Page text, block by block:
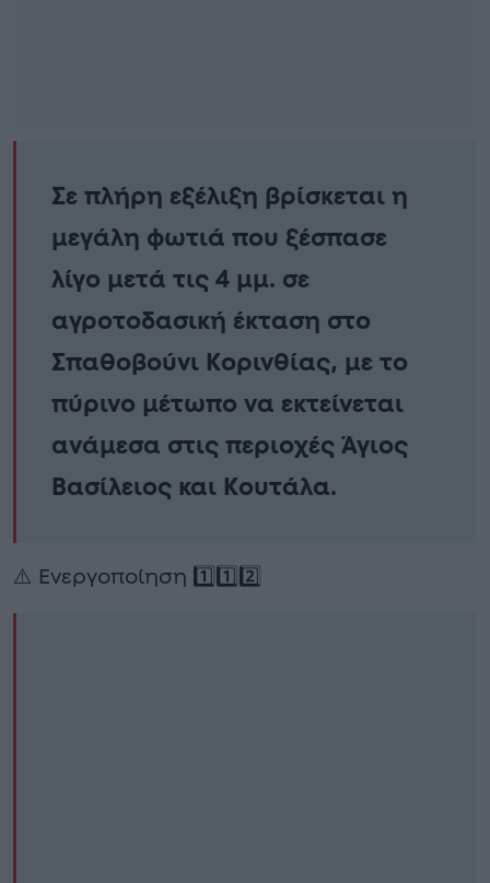
Σε πλήρη εξέλιξη βρίσκεται η
μεγάλη φωτιά που ξέσπασε
λίγο μετά τις 4 μμ. σε
αγροτοδασική έκταση στο
Σπαθοβούνι Κορινθίας, με το
πύρινο μέτωπο να εκτείνεται
ανάμεσα στις περιοχές Άγιος
Βασίλειος και Κουτάλα.
⚠️ Ενεργοποίηση 1️⃣1️⃣2️⃣